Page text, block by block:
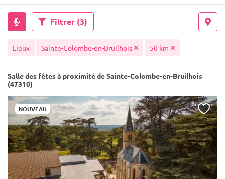
Filtrer (3)
Lieux Sainte-Colombe-en-Bruilhois 50 km
Salle des fêtes à proximité de Sainte-Colombe-en-Bruilhois
(47310)
NOUVEAU